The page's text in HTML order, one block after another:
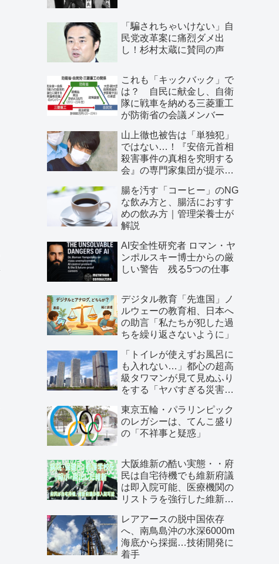
「騙されちゃいけない」自
民党改革案に痛烈ダメ出
し！杉村太蔵に賛同の声
これも「キックバック」で
は？ 自民に献金し、自衛
隊に戦車を納める三菱重工
が防衛省の会議メンバー
山上徹也被告は「単独犯」
ではない…！『安倍元首相
殺害事件の真相を究明する
会』の専門家集団が提示し
腸を汚す「コーヒー」のNG
な飲み方と、腸活におすす
めの飲み方｜管理栄養士が
解説
AI安全性研究者 ロマン・ヤ
ンポルスキー博士からの厳
しい警告 残る5つの仕事
デジタル教育「先進国」ノ
ルウェーの教育相、日本へ
の助言「私たちが犯した過
ちを繰り返さないように」
「トイレが使えずお風呂に
も入れない…」都心の超高
級タワマンが見て見ぬふり
をする「ヤバすぎる災害リ
東京五輪・パラリンピック
のレガシーは、てんこ盛り
の「不祥事と疑惑」
大阪維新の酷い実態・・府
民は自宅待機でも維新府議
は即入院可能、医療機関の
リストラを強行した維新、
開催…
レアアースの脱中国依存
へ、南鳥島沖の水深6000m
海底から採掘…技術開発に
着手